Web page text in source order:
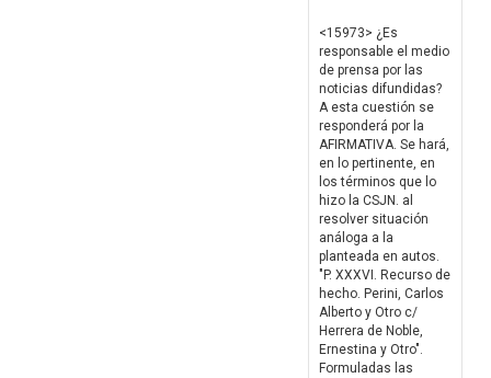
<15973> ¿Es
responsable el medio
de prensa por las
noticias difundidas?
A esta cuestión se
responderá por la
AFIRMATIVA. Se hará,
en lo pertinente, en
los términos que lo
hizo la CSJN. al
resolver situación
análoga a la
planteada en autos.
"P. XXXVI. Recurso de
hecho. Perini, Carlos
Alberto y Otro c/
Herrera de Noble,
Ernestina y Otro".
Formuladas las